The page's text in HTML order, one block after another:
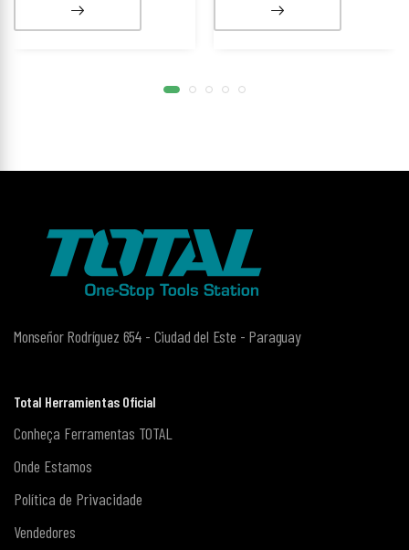
Monseñor Rodríguez 654 - Ciudad del Este - Paraguay
Total Herramientas Oficial
Conheça Ferramentas TOTAL
Onde Estamos
Política de Privacidade
Vendedores